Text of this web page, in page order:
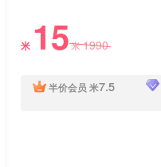
米 15米1990
半价会员 米7.5